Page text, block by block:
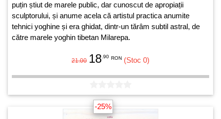
puțin știut de marele public, dar cunoscut de apropiații
sculptorului, și anume acela că artistul practica anumite
tehnici yoghine și era ghidat, dintr-un tărâm subtil astral, de
către marele yoghin tibetan Milarepa.
21.00 18 .90 RON (Stoc 0)
-25%